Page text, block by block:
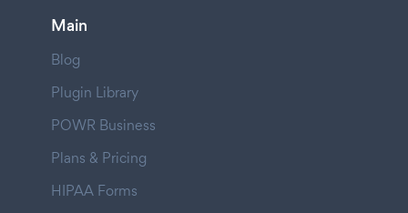
Main
Blog
Plugin Library
POWR Business
Plans & Pricing
HIPAA Forms